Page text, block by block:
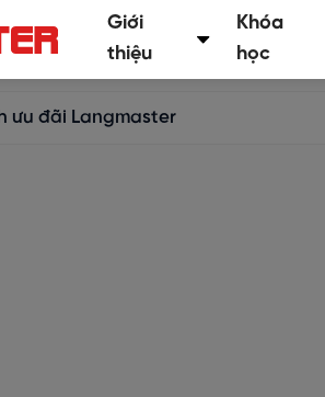
Giới
thiệu
Khóa
học
ưu đãi Langmaster